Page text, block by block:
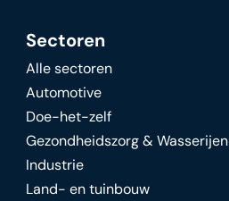
Sectoren
Alle sectoren
Automotive
Doe-het-zelf
Gezondheidszorg & Wasserijen
Industrie
Land- en tuinbouw